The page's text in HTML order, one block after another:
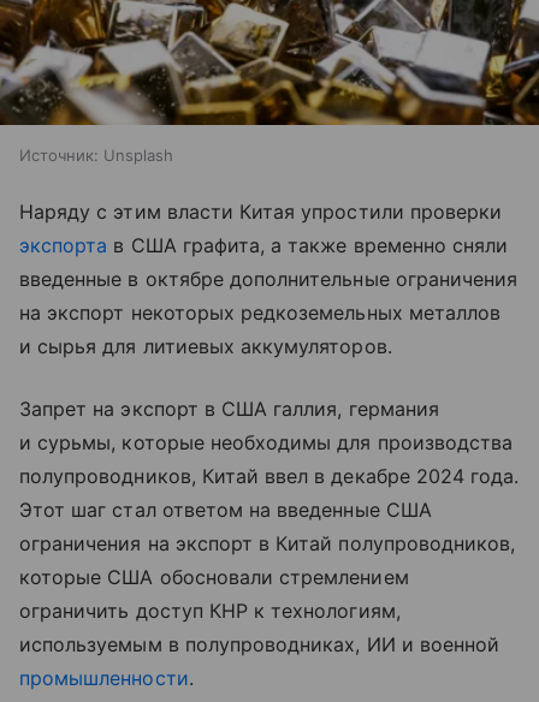
Источник: Unsplash
Наряду с этим власти Китая упростили проверки
экспорта в США графита, а также временно сняли
введенные в октябре дополнительные ограничения
на экспорт некоторых редкоземельных металлов
и сырья для литиевых аккумуляторов.
Запрет на экспорт в США галлия, германия
и сурьмы, которые необходимы для производства
полупроводников, Китай ввел в декабре 2024 года.
Этот шаг стал ответом на введенные США
ограничения на экспорт в Китай полупроводников,
которые США обосновали стремлением
ограничить доступ КНР к технологиям,
используемым в полупроводниках, ИИ и военной
промышленности.